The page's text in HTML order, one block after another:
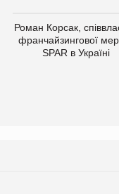
Роман Корсак,
франчайзингової
SPAR в Україні